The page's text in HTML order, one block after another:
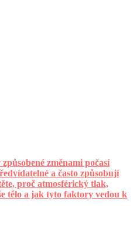
změnami počasí
a často způsobují
proč atmosférický tlak,
tělo a jak tyto faktory vedou k